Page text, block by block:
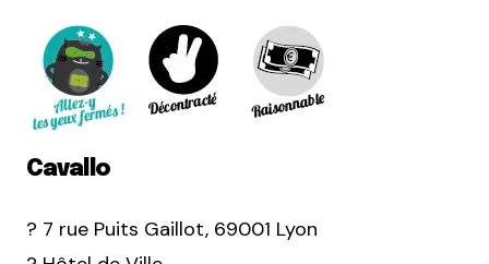
Cavallo
? 7 rue Puits Gaillot, 69001 Lyon